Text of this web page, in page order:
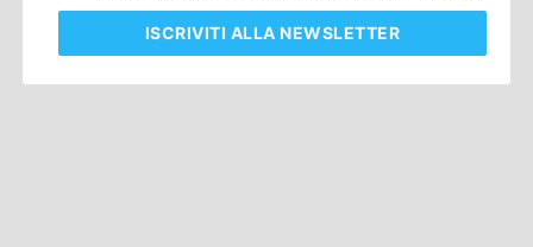
ISCRIVITI ALLA NEWSLETTER